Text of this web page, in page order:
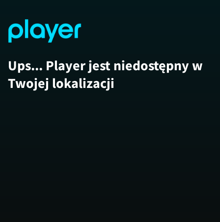
Ups... Player jest niedostępny w
Twojej lokalizacji